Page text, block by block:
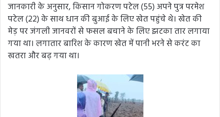
जानकारी के अनुसार, किसान गोकरण पटेल (55) अपने पुत्र परमेश
पटेल (22) के साथ धान की बुआई के लिए खेत पहुंचे थे। खेत की
मेड़ पर जंगली जानवरों से फसल बचाने के लिए झटका तार लगाया
गया था। लगातार बारिश के कारण खेत में पानी भरने से करंट का
खतरा और बढ़ गया था।